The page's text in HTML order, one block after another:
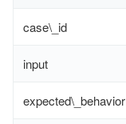
case\_id
input
expected\_behavior